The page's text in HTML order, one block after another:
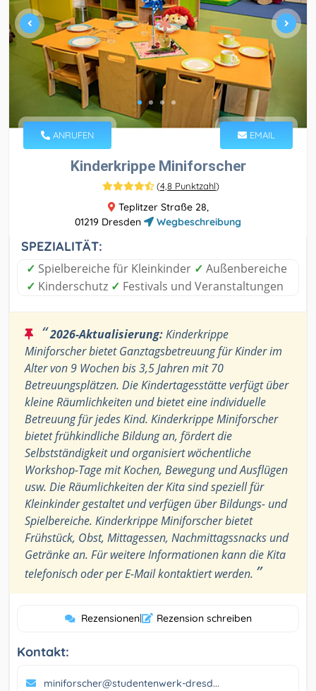
ANRUFEN EMAIL
Kinderkrippe Miniforscher
(4,8 Punktzahl)
Teplitzer Straße 28,
01219 Dresden
Wegbeschreibung
SPEZIALITÄT:
✓ Spielbereiche für Kleinkinder ✓ Außenbereiche
✓ Kinderschutz ✓ Festivals und Veranstaltungen
“2026-Aktualisierung:Kinderkrippe
Miniforscher bietet Ganztagsbetreuung für Kinder im
Alter von 9 Wochen bis 3,5 Jahren mit 70
Betreuungsplätzen. Die Kindertagesstätte verfügt über
kleine Räumlichkeiten und bietet eine individuelle
Betreuung für jedes Kind. Kinderkrippe Miniforscher
bietet frühkindliche Bildung an, fördert die
Selbstständigkeit und organisiert wöchentliche
Workshop-Tage mit Kochen, Bewegung und Ausflügen
usw. Die Räumlichkeiten der Kita sind speziell für
Kleinkinder gestaltet und verfügen über Bildungs- und
Spielbereiche. Kinderkrippe Miniforscher bietet
Frühstück, Obst, Mittagessen, Nachmittagssnacks und
Getränke an. Für weitere Informationen kann die Kita
telefonisch oder per E-Mail kontaktiert werden. ”
Rezensionen| Rezension schreiben
Kontakt:
miniforscher@studentenwerk-dresd...